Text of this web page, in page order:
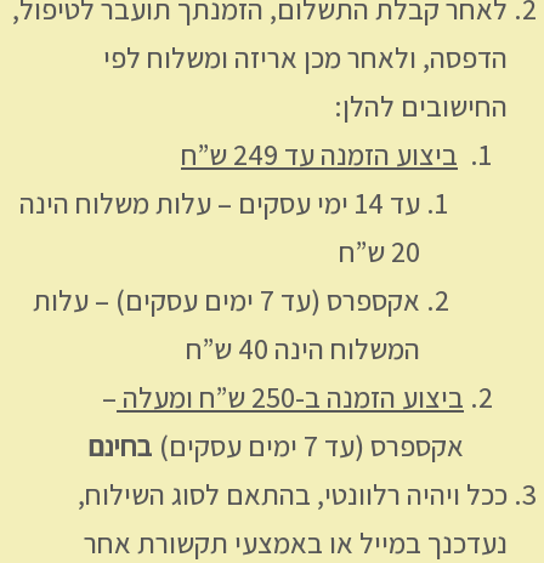
לאחר קבלת התשלום, הזמנתך תועבר לטיפול,
הדפסה, ולאחר מכן אריזה ומשלוח לפי
החישובים להלן:
ביצוע הזמנה עד 249 ש”ח
עד 14 ימי עסקים – עלות משלוח הינה
20 ש”ח
אקספרס (עד 7 ימים עסקים) – עלות
המשלוח הינה 40 ש”ח
ביצוע הזמנה ב-250 ש”ח ומעלה
–
אקספרס (עד 7 ימים עסקים)
בחינם
ככל ויהיה רלוונטי, בהתאם לסוג השילוח,
נעדכנך במייל או באמצעי תקשורת אחר